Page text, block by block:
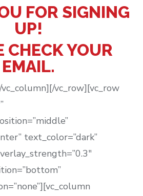
FOR SIGNING
UP!
CHECK YOUR
EMAIL.
vc_row][vc_row
text_color=”dark”